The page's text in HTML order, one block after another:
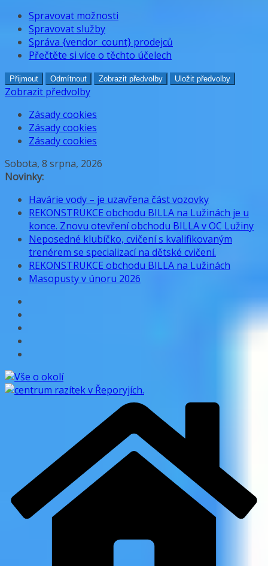
Spravovat možnosti
Spravovat služby
Správa {vendor_count} prodejců
Přečtěte si více o těchto účelech
Přijmout Odmítnout Zobrazit předvolby Uložit předvolby
Zobrazit předvolby
Zásady cookies
Zásady cookies
Zásady cookies
Přeskočit
na
Sobota, 8 srpna, 2026
Novinky:
Havárie vody – je uzavřena část vozovky
REKONSTRUKCE obchodu BILLA na Lužinách je u
konce. Znovu otevření obchodu BILLA v OC Lužiny
Neposedné klubíčko, cvičení s kvalifikovaným
trenérem se specializací na dětské cvičení.
REKONSTRUKCE obchodu BILLA na Lužinách
Masopusty v únoru 2026